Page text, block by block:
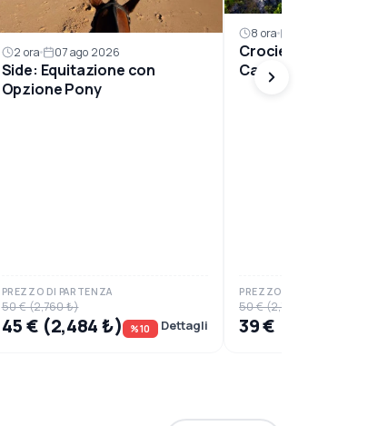
2 ora 07 ago 2026
Side: Equitazione con
Opzione Pony
PREZZO DI PARTENZA
50 € (2,760 ₺)
45 € (2,484 ₺) %10 Dettagli
8 ora
Crociera sul Lago
Canyon e Fuga in
PREZZO DI PARTENZA
50 € (2,760 ₺)
39 € (2,153 ₺)